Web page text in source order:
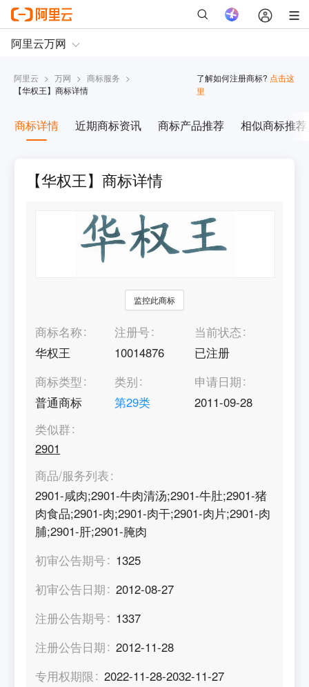
阿里云 > 万网 > 商标服务 >
【华权王】商标详情
了解如何注册商标? 点击这
里
商标详情 近期商标资讯 商标产品推荐 相似商标推荐
【华权王】商标详情
监控此商标
商标名称
华权王
注册号
10014876
当前状态
已注册
商标类型
普通商标
类别
第29类
申请日期
2011-09-28
类似群
2901
商品/服务列表
2901-咸肉;2901-牛肉清汤;2901-牛肚;2901-猪
肉食品;2901-肉;2901-肉干;2901-肉片;2901-肉
脯;2901-肝;2901-腌肉
初审公告期号
1325
初审公告日期
2012-08-27
注册公告期号
1337
注册公告日期
2012-11-28
专用权期限
2022-11-28-2032-11-27